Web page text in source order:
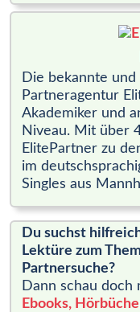
Die bekannte
Partneragentur
Akademiker und
Niveau. Mit über
ElitePartner zu
im
Singles aus
Du suchst
Lektüre zum
Partnersuche?
Dann schau doch
Ebooks,